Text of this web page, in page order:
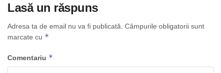
Lasă un răspuns
Adresa ta de email nu va fi publicată. Câmpurile obligatorii sunt
marcate cu *
Comentariu *